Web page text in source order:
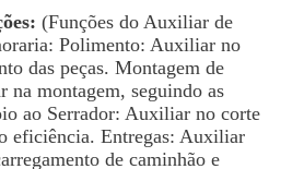
(Funções do Auxiliar de
Polimento: Auxiliar no
das peças. Montagem de
na montagem, seguindo as
ao Serrador: Auxiliar no corte
eficiência. Entregas: Auxiliar
de caminhão e